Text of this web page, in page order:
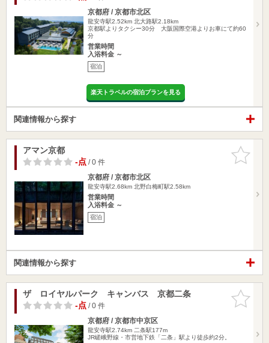
京都府 / 京都市北区
龍安寺駅2.52km 北大路駅2.18km
京都駅よりタクシー30分 大阪国際空港よりお車にて約60
分
営業時間
入浴料金 ～
宿泊
楽天トラベルの宿泊プランを見る
関連情報から探す
お気に入
りに追加
アマン京都
-点/ 0 件
京都府 / 京都市北区
龍安寺駅2.68km 北野白梅町駅2.58km
営業時間
入浴料金 ～
宿泊
関連情報から探す
お気に入
りに追加
ザ ロイヤルパーク キャンバス 京都二条
-点/ 0 件
京都府 / 京都市中京区
龍安寺駅2.74km 二条駅177m
JR嵯峨野線・市営地下鉄「二条」駅より徒歩約2分。